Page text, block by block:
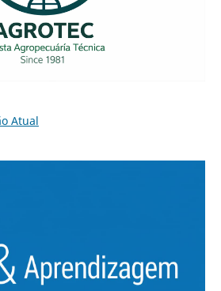
Atual